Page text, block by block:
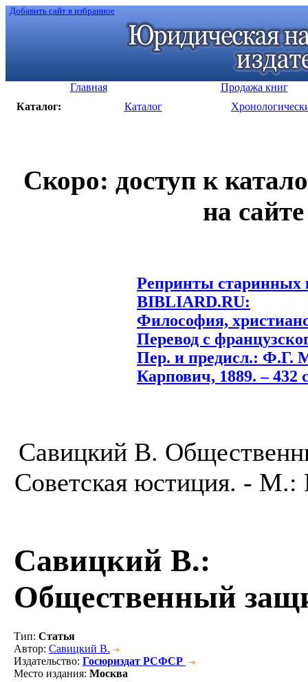
Добавить сайт в избранное
Главная
Продажа книг
Каталог:
Каталог
Скоро: доступ к
на
Репринты старинных
BIBLIARD.RU:
Философия,
Перевод с
Пер. и предисл.:
Карпович, 1889. – 432
Савицкий В.
Советская юстиция. -
Савицкий В.:
Общественный
Тип: Статья
Автор: Савицкий В.
Издательство: Госюриздат РСФСР
Место издания: Москва